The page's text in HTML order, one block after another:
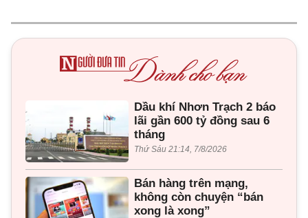
Dầu khí Nhơn Trạch 2 báo
lãi gần 600 tỷ đồng sau 6
tháng
Thứ Sáu 21:14, 7/8/2026
Bán hàng trên mạng,
không còn chuyện “bán
xong là xong”